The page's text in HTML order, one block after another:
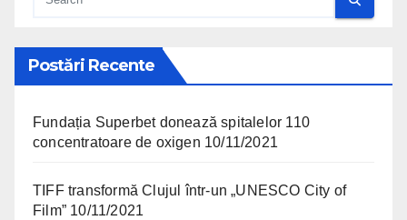
Postări Recente
Fundația Superbet donează spitalelor 110
concentratoare de oxigen 10/11/2021
TIFF transformă Clujul într-un „UNESCO City of
Film” 10/11/2021